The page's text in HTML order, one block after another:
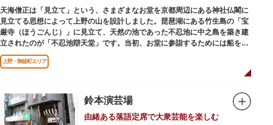
天海僧正は「見立て」という、さまざまなお堂を京都周辺にある神社仏閣に
見立てる思想によって上野の山を設計しました。琵琶湖にある竹生島の「宝
厳寺（ほうごんじ）」に見立て、天然の池であった不忍池に中之島を築き建
立されたのが「不忍池辯天堂」です。当初、お堂に参詣するためには船を使
用していましたが、参詣者が増えたことから橋がかけられました。不忍池の
どこからでも参拝できるように、八角形の建物になったと言われ、7月から8
ご本尊である辯才天は、音楽と芸能の守り神として広く信仰され、
「辯”財”天」とも書くことから、金運上昇といったご利益もあると言われて
上野・御徒町エリア
鈴本演芸場
由緒ある落語定席で大衆芸能を楽しむ